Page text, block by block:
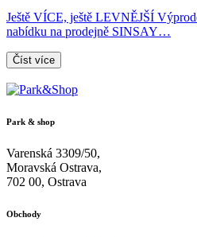
Ještě VÍCE, ještě LEVNĚJŠÍ
nabídku na prodejně SINSAY…
Číst více
Park & shop
Varenská 3309/50,
Moravská Ostrava,
702 00, Ostrava
Obchody